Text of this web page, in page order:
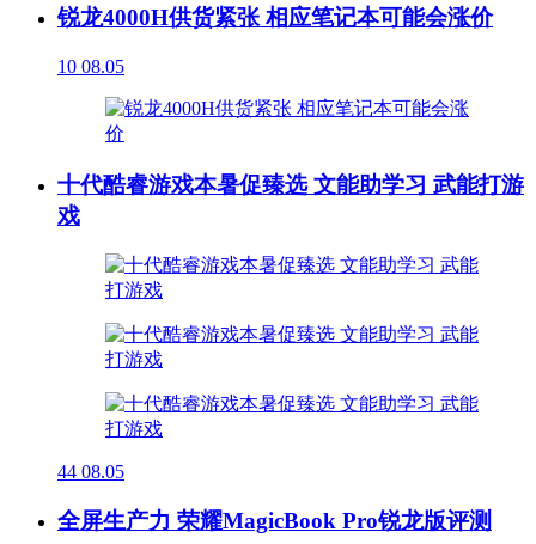
锐龙4000H供货紧张 相应笔记本可能会涨价
10 08.05
十代酷睿游戏本暑促臻选 文能助学习 武能打游
戏
44 08.05
全屏生产力 荣耀MagicBook Pro锐龙版评测